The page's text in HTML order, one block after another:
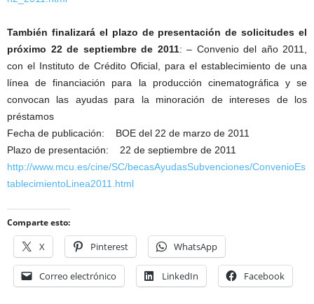
También finalizará el plazo de presentación de solicitudes el
próximo 22 de septiembre de 2011: – Convenio del año 2011,
con el Instituto de Crédito Oficial, para el establecimiento de una
línea de financiación para la producción cinematográfica y se
convocan las ayudas para la minoración de intereses de los
préstamos
Fecha de publicación: BOE del 22 de marzo de 2011
Plazo de presentación: 22 de septiembre de 2011
http://www.mcu.es/cine/SC/becasAyudasSubvenciones/ConvenioEs
tablecimientoLinea2011.html
Comparte esto:
X Pinterest WhatsApp
Correo electrónico LinkedIn Facebook